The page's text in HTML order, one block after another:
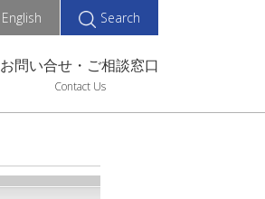
お問い合せ・ご相談窓口
Contact Us
English Search